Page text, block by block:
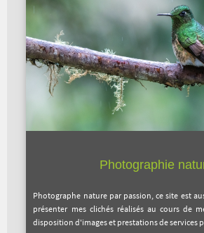
Photographie
Photographe nature par passion, ce site est
présenter mes clichés réalisés au cours de
disposition d'images et prestations de services